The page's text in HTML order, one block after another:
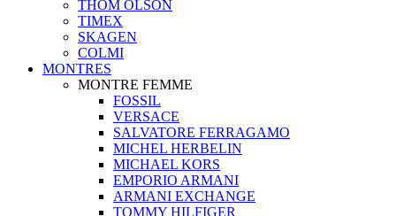
THOM OLSON
TIMEX
SKAGEN
COLMI
MONTRES
MONTRE FEMME
FOSSIL
VERSACE
SALVATORE FERRAGAMO
MICHEL HERBELIN
MICHAEL KORS
EMPORIO ARMANI
ARMANI EXCHANGE
TOMMY HILFIGER